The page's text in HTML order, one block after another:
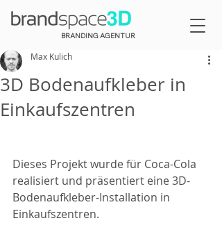
BRANDING AGENTUR
3D Bodenaufkleber in
Einkaufszentren
Max Kulich
Dieses Projekt wurde für Coca-Cola
realisiert und präsentiert eine 3D-
Bodenaufkleber-Installation in
Einkaufszentren.